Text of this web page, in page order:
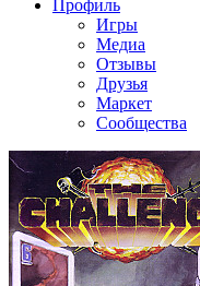
Профиль
Игры
Медиа
Отзывы
Друзья
Маркет
Сообщества